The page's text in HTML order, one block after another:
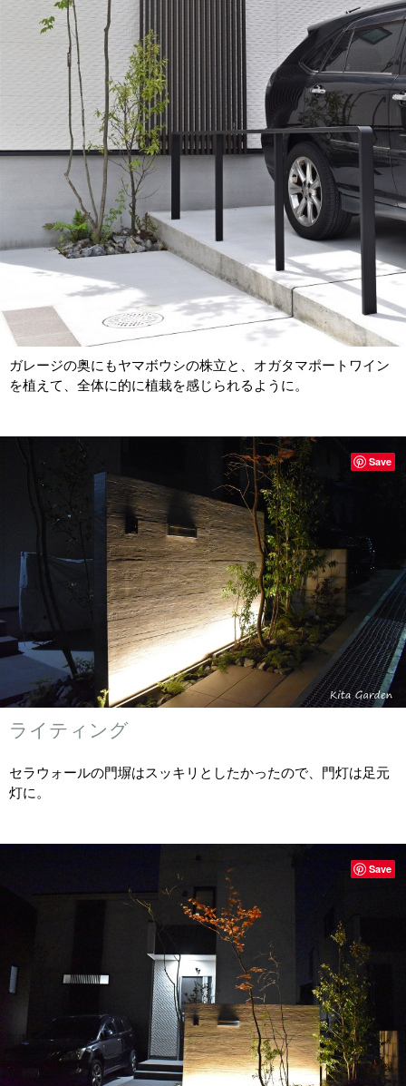
ガレージの奥にもヤマボウシの株立と、オガタマポートワイン
を植えて、全体に的に植栽を感じられるように。
ライティング
セラウォールの門塀はスッキリとしたかったので、門灯は足元
灯に。
Save
Save